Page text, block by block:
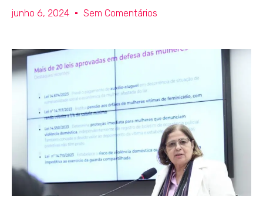
junho 6, 2024 Sem Comentários